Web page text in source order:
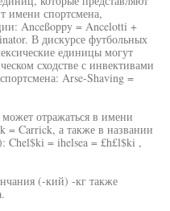
имени спортсмена,
Anceßoppy = Ancelotti +
В дискурсе футбольных
единицы могут
сходстве с инвективами
Arse-Shaving =
отражаться в имени
= Carrick, а также в названии
Chel$ki = ihelsea = £h£l$ki ,
(-кий) -кг также